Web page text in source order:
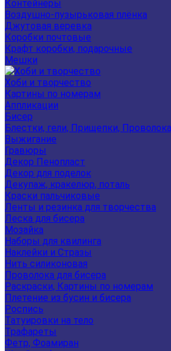
Контейнеры
Воздушно-пузырьковая плёнка
Джутовая веревка
Коробки почтовые
Крафт коробки, подарочные
Мешки
Хоби и творчество
Картины по номерам
Аппликации
Бисер
Блестки, гели, Прищепки,
Выжигание
Гравюры
Декор Пенопласт
Декор для поделок
Декупаж, кракелюр, поталь
Краски пальчиковые
Ленты и резинка для творчества
Леска для бисера
Мозайка
Наборы для квилинга
Наклейки и Стразы
Нить силиконовая
Проволока для бисера
Раскраски, Картины по номерам
Плетение из бусин и бисера
Роспись
Татуировки на тело
Трафареты
Фетр, Фоамиран